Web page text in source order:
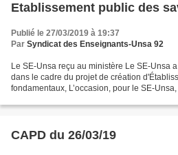
Etablissement public des
Publié le 27/03/2019 à 19:37
Par Syndicat des Enseignants-Unsa 92
Le SE-Unsa reçu au ministère Le SE-Unsa
dans le cadre du projet de création
fondamentaux, L’occasion, pour le SE-
CAPD du 26/03/19